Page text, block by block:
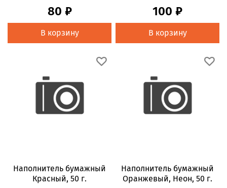
80 ₽
В корзину
100 ₽
В корзину
Наполнитель бумажный
Красный, 50 г.
Наполнитель бумажный
Оранжевый, Неон, 50 г.